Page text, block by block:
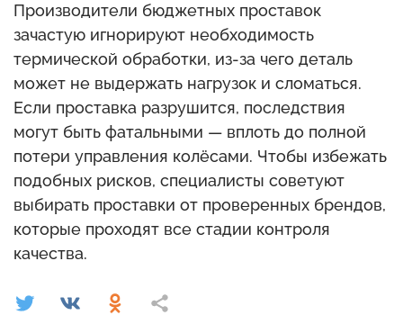
Производители бюджетных проставок
зачастую игнорируют необходимость
термической обработки, из-за чего деталь
может не выдержать нагрузок и сломаться.
Если проставка разрушится, последствия
могут быть фатальными — вплоть до полной
потери управления колёсами. Чтобы избежать
подобных рисков, специалисты советуют
выбирать проставки от проверенных брендов,
которые проходят все стадии контроля
качества.